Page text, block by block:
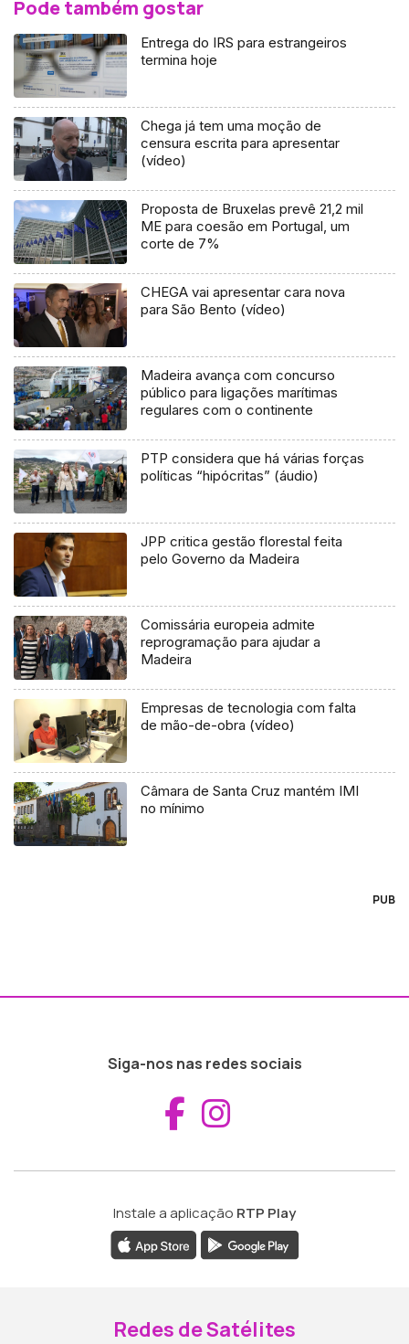
Pode também gostar
Entrega do IRS para estrangeiros
termina hoje
Chega já tem uma moção de
censura escrita para apresentar
(vídeo)
Proposta de Bruxelas prevê 21,2 mil
ME para coesão em Portugal, um
corte de 7%
CHEGA vai apresentar cara nova
para São Bento (vídeo)
Madeira avança com concurso
público para ligações marítimas
regulares com o continente
PTP considera que há várias forças
políticas “hipócritas” (áudio)
JPP critica gestão florestal feita
pelo Governo da Madeira
Comissária europeia admite
reprogramação para ajudar a
Madeira
Empresas de tecnologia com falta
de mão-de-obra (vídeo)
Câmara de Santa Cruz mantém IMI
no mínimo
PUB
Siga-nos nas redes sociais
Aceder ao
Instale a aplicação RTP Play
Redes de Satélites